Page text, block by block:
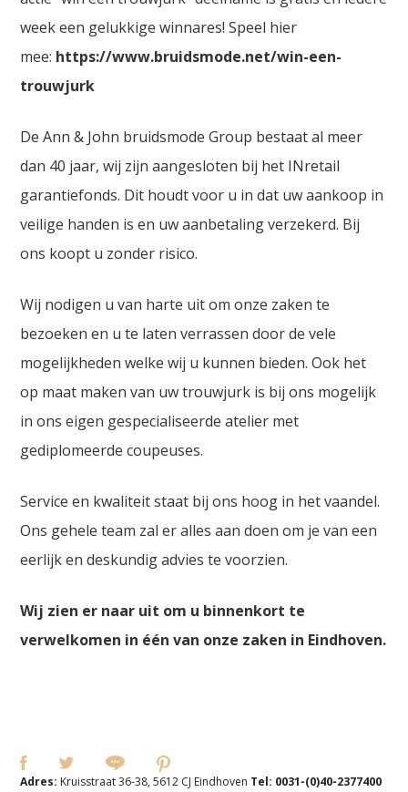
week een gelukkige winnares! Speel hier
mee: https://www.bruidsmode.net/win-een-
trouwjurk
De Ann & John bruidsmode Group bestaat al meer
dan 40 jaar, wij zijn aangesloten bij het INretail
garantiefonds. Dit houdt voor u in dat uw aankoop in
veilige handen is en uw aanbetaling verzekerd. Bij
ons koopt u zonder risico.
Wij nodigen u van harte uit om onze zaken te
bezoeken en u te laten verrassen door de vele
mogelijkheden welke wij u kunnen bieden. Ook het
op maat maken van uw trouwjurk is bij ons mogelijk
in ons eigen gespecialiseerde atelier met
gediplomeerde coupeuses.
Service en kwaliteit staat bij ons hoog in het vaandel.
Ons gehele team zal er alles aan doen om je van een
eerlijk en deskundig advies te voorzien.
Wij zien er naar uit om u binnenkort te
verwelkomen in één van onze zaken in Eindhoven.
Adres: Kruisstraat 36-38, 5612 CJ Eindhoven Tel: 0031-(0)40-2377400